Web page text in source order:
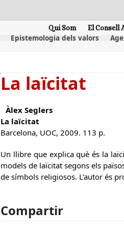
Qui Som El Consell
Epistemologia dels valors
La laïcitat
Àlex Seglers
La laïcitat
Barcelona, UOC, 2009. 113 p.
Un llibre que explica què és la
models de laïcitat segons els
de símbols religiosos. L’autor és
Compartir